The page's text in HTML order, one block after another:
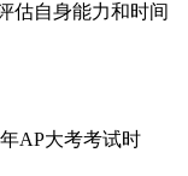
估自身能力和时间
AP大考考试时